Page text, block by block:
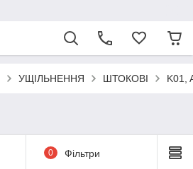
УЩІЛЬНЕННЯ ШТОКОВІ K01,
0 Фільтри